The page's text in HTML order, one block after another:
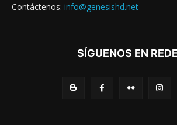
Contáctenos: info@genesishd.net
SÍGUENOS EN